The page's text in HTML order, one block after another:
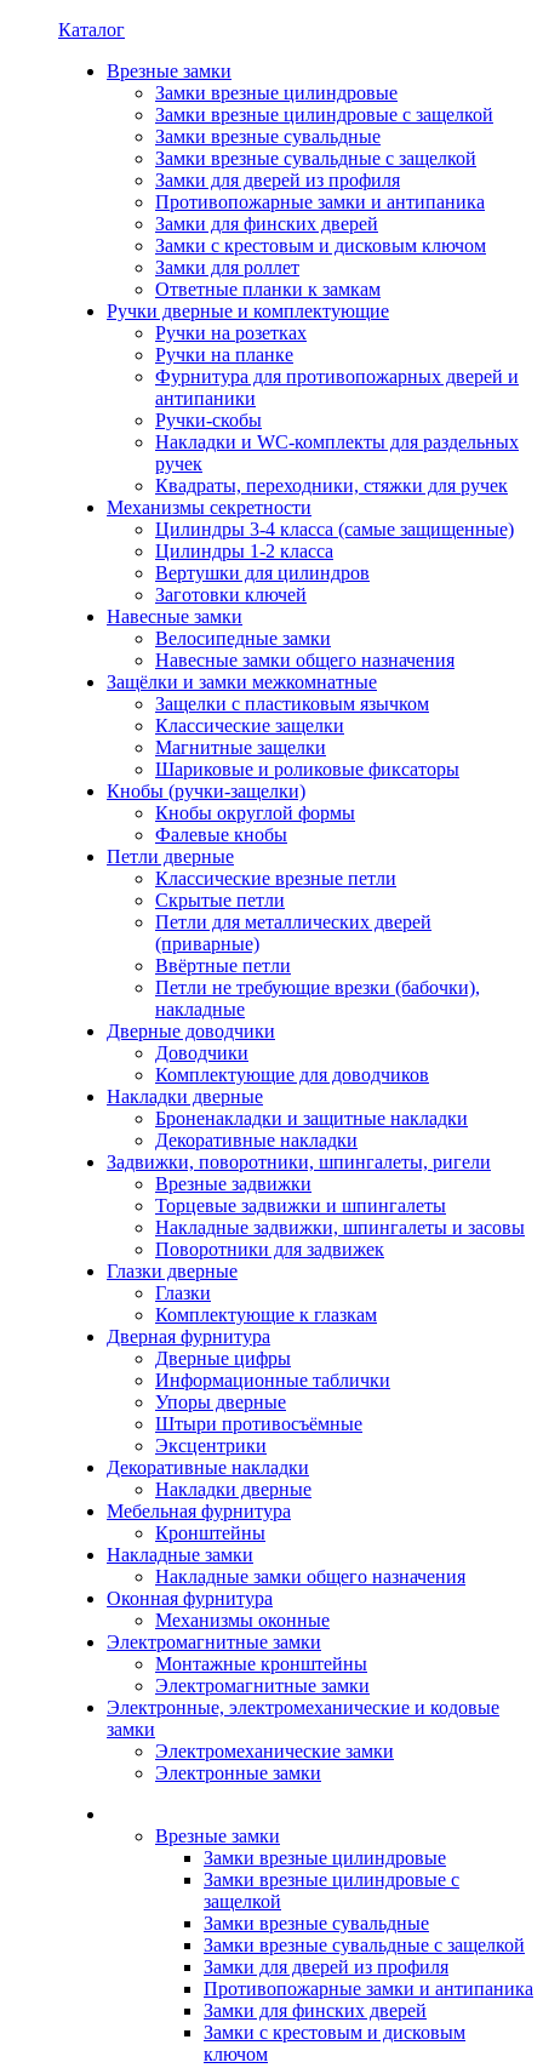
Каталог
Врезные замки
Замки врезные цилиндровые
Замки врезные цилиндровые с защелкой
Замки врезные сувальдные
Замки врезные сувальдные с защелкой
Замки для дверей из профиля
Противопожарные замки и антипаника
Замки для финских дверей
Замки с крестовым и дисковым ключом
Замки для роллет
Ответные планки к замкам
Ручки дверные и комплектующие
Ручки на розетках
Ручки на планке
Фурнитура для противопожарных дверей и
антипаники
Ручки-скобы
Накладки и WC-комплекты для раздельных
ручек
Квадраты, переходники, стяжки для ручек
Механизмы секретности
Цилиндры 3-4 класса (самые защищенные)
Цилиндры 1-2 класса
Вертушки для цилиндров
Заготовки ключей
Навесные замки
Велосипедные замки
Навесные замки общего назначения
Защёлки и замки межкомнатные
Защелки с пластиковым язычком
Классические защелки
Магнитные защелки
Шариковые и роликовые фиксаторы
Кнобы (ручки-защелки)
Кнобы округлой формы
Фалевые кнобы
Петли дверные
Классические врезные петли
Скрытые петли
Петли для металлических дверей
(приварные)
Ввёртные петли
Петли не требующие врезки (бабочки),
накладные
Дверные доводчики
Доводчики
Комплектующие для доводчиков
Накладки дверные
Броненакладки и защитные накладки
Декоративные накладки
Задвижки, поворотники, шпингалеты, ригели
Врезные задвижки
Торцевые задвижки и шпингалеты
Накладные задвижки, шпингалеты и засовы
Поворотники для задвижек
Глазки дверные
Глазки
Комплектующие к глазкам
Дверная фурнитура
Дверные цифры
Информационные таблички
Упоры дверные
Штыри противосъёмные
Эксцентрики
Декоративные накладки
Накладки дверные
Мебельная фурнитура
Кронштейны
Накладные замки
Накладные замки общего назначения
Оконная фурнитура
Механизмы оконные
Электромагнитные замки
Монтажные кронштейны
Электромагнитные замки
Электронные, электромеханические и кодовые
замки
Электромеханические замки
Электронные замки
Врезные замки
Замки врезные цилиндровые
Замки врезные цилиндровые с
защелкой
Замки врезные сувальдные
Замки врезные сувальдные с защелкой
Замки для дверей из профиля
Противопожарные замки и антипаника
Замки для финских дверей
Замки с крестовым и дисковым
ключом